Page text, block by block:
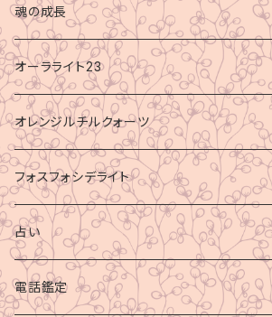
魂の成長
オーラライト23
オレンジルチルクォーツ
フォスフォシデライト
占い
電話鑑定